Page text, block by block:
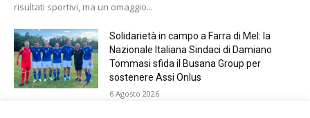
risultati sportivi, ma un omaggio...
Solidarietà in campo a Farra di Mel: la
Nazionale Italiana Sindaci di Damiano
Tommasi sfida il Busana Group per
sostenere Assi Onlus
6 Agosto 2026